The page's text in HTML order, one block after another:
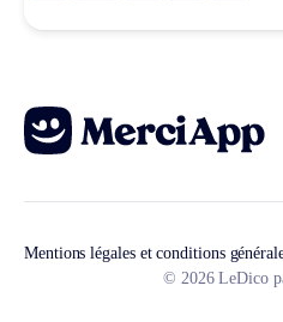
Mentions légales et conditions
© 2026 LeDico